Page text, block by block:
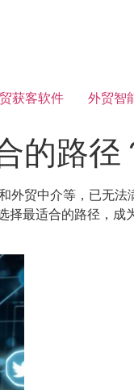
获客软件 外贸智
的路径
外贸中介等，已无法
最适合的路径，成